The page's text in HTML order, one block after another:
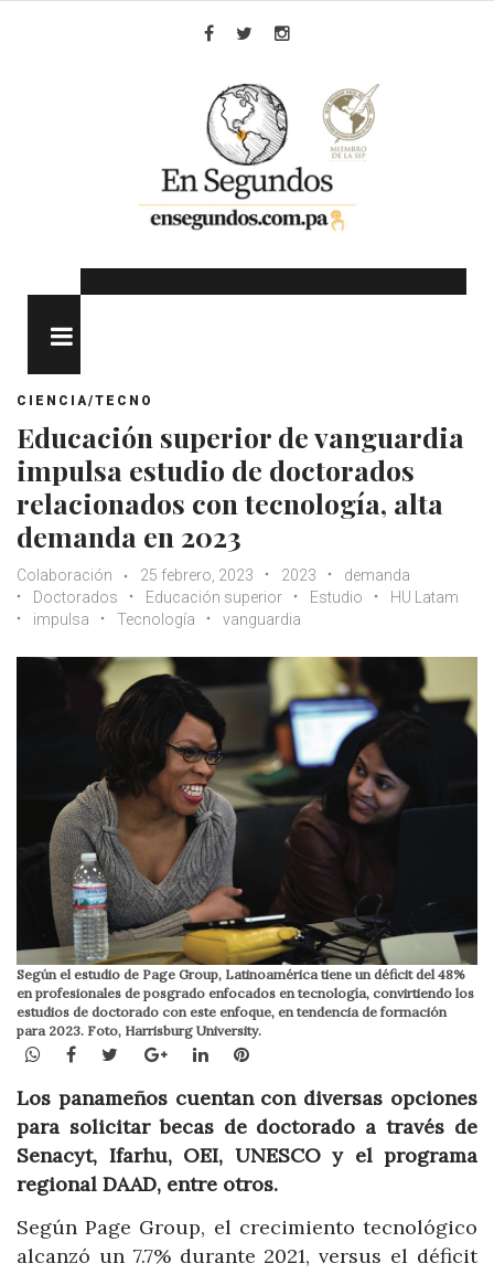
CIENCIA/TECNO
Educación superior de vanguardia
impulsa estudio de doctorados
relacionados con tecnología, alta
demanda en 2023
Colaboración 25 febrero, 2023 2023
demanda
Doctorados
Educación superior Estudio
HU Latam
impulsa
Tecnología vanguardia
Según el estudio de Page Group, Latinoamérica tiene un déficit del 48%
en profesionales de posgrado enfocados en tecnología, convirtiendo los
estudios de doctorado con este enfoque, en tendencia de formación
para 2023. Foto, Harrisburg University.
WhatsApp
Facebook
TwitterGoogle+LinkedInPinterest
Los panameños cuentan con diversas opciones
para solicitar becas de doctorado a través de
Senacyt, Ifarhu, OEI, UNESCO y el programa
regional DAAD, entre otros.
Según Page Group, el crecimiento tecnológico
alcanzó un 7.7% durante 2021, versus el déficit